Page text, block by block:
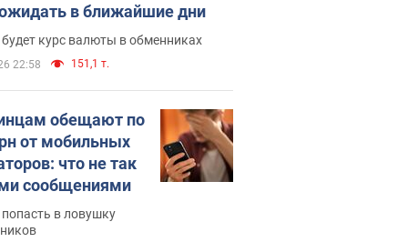
в ближайшие дни
курс валюты в обменниках
22:58 151,1 т.
обещают по
от мобильных
что не так
сообщениями
попасть в ловушку